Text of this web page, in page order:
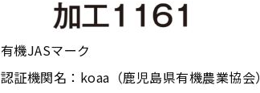
有機JASマーク
認証機関名：koaa（鹿児島県有機農業協会）